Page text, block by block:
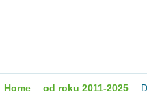
Home od roku 2011-2025